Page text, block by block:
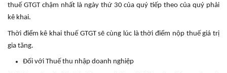
thuế GTGT chậm nhất là ngày thứ 30 của quý tiếp theo của quý phải
kê khai.
Thời điểm kê khai thuế GTGT sẽ cùng lúc là thời điểm nộp thuế giá trị
gia tăng.
Đối với Thuế thu nhập doanh nghiệp